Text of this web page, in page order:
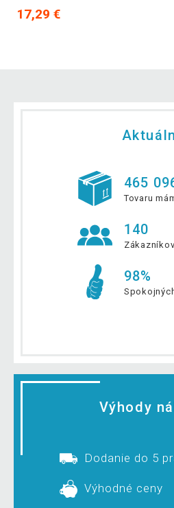
17,29 €
465
Tovaru
140
98%
Výhody
Dodanie do 5
Výhodné ceny